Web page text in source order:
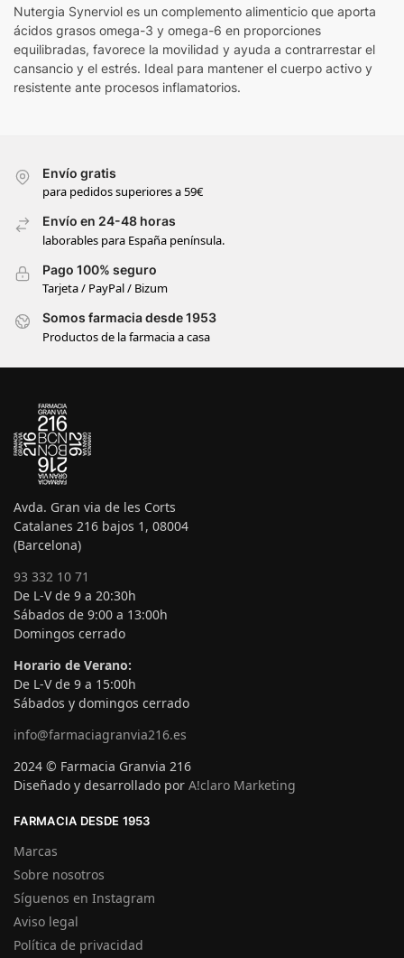
Nutergia Synerviol es un complemento alimenticio que aporta
ácidos grasos omega-3 y omega-6 en proporciones
equilibradas, favorece la movilidad y ayuda a contrarrestar el
cansancio y el estrés. Ideal para mantener el cuerpo activo y
resistente ante procesos inflamatorios.
Envío gratis
para pedidos superiores a 59€
Envío en 24-48 horas
laborables para España península.
Pago 100% seguro
Tarjeta / PayPal / Bizum
Somos farmacia desde 1953
Productos de la farmacia a casa
Avda. Gran via de les Corts
Catalanes 216 bajos 1, 08004
(Barcelona)
93 332 10 71
De L-V de 9 a 20:30h
Sábados de 9:00 a 13:00h
Domingos cerrado
Horario de Verano:
De L-V de 9 a 15:00h
Sábados y domingos cerrado
info@farmaciagranvia216.es
2024 © Farmacia Granvia 216
Diseñado y desarrollado por A!claro Marketing
FARMACIA DESDE 1953
Marcas
Sobre nosotros
Síguenos en Instagram
Aviso legal
Política de privacidad